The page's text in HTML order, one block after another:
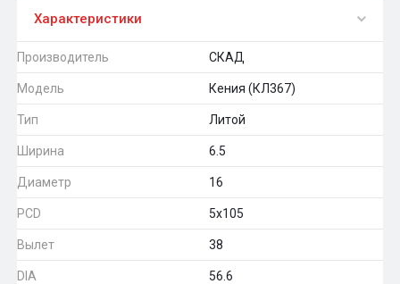
Характеристики
Производитель СКАД
Модель Кения (КЛ367)
Тип Литой
Ширина 6.5
Диаметр 16
PCD 5x105
Вылет 38
DIA 56.6